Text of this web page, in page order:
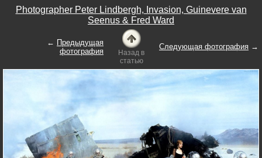
Photographer Peter Lindbergh, Invasion, Guinevere van
Seenus & Fred Ward
← Предыдущая
фотография
Назад в
статью
Следующая фотография →